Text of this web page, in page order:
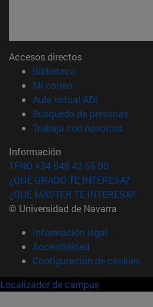
Accesos directos
Biblioteca
Mi correo(abre en nueva
Aula virtual ADI
Búsqueda de personas(abre
Trabaja con nosotros(abre
Información
TFNO +34 948 42 56 00
¿QUÉ GRADO TE INTERESA?
¿QUÉ MÁSTER TE INTERESA?
© Universidad de Navarra
Información legal
Accesibilidad
Configuración de cookies
Localizador de campus